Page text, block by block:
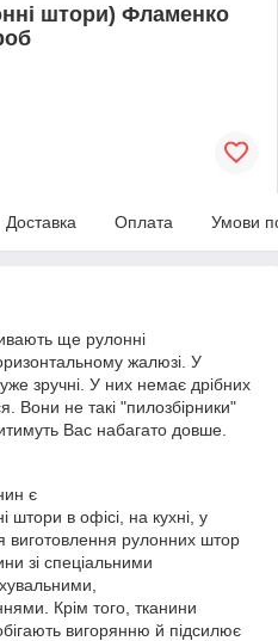
штори) Фламенко
Доставка Оплата Умови
ще рулонні
жалюзі. У
зручні. У них немає дрібних
Вони не такі "пилозбірники"
Вас набагато довше.
є
штори в офісі, на кухні, у
виготовлення рулонних штор
зі спеціальними
Крім того, тканини
вигорянню й підсилює